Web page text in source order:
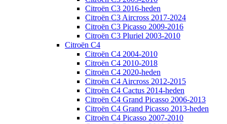
Citroën C3 2016-heden
Citroën C3 Aircross 2017-2024
Citroën C3 Picasso 2009-2016
Citroën C3 Pluriel 2003-2010
Citroën C4
Citroën C4 2004-2010
Citroën C4 2010-2018
Citroën C4 2020-heden
Citroën C4 Aircross 2012-2015
Citroën C4 Cactus 2014-heden
Citroën C4 Grand Picasso 2006-2013
Citroën C4 Grand Picasso 2013-heden
Citroën C4 Picasso 2007-2010